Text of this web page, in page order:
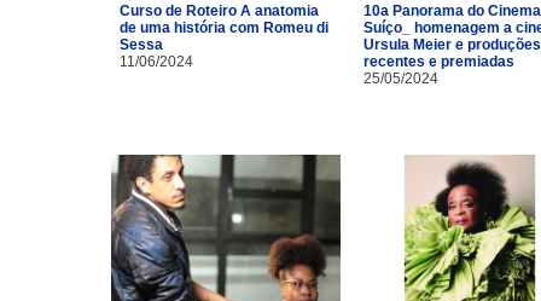
Curso de Roteiro A anatomia
de uma história com Romeu di
Sessa
11/06/2024
10a Panorama do Cinema
Suíço_ homenagem a
Ursula Meier e produções
recentes e premiadas
25/05/2024